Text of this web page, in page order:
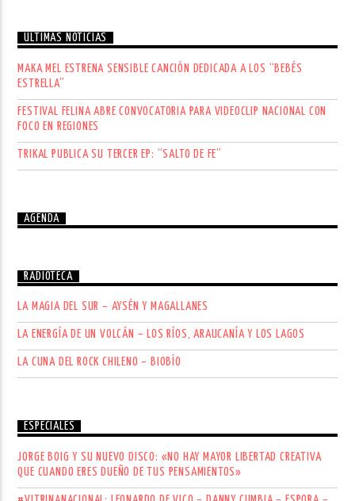
ÚLTIMAS NOTICIAS
MAKA MEL ESTRENA SENSIBLE CANCIÓN DEDICADA A LOS “BEBÉS
ESTRELLA”
FESTIVAL FELINA ABRE CONVOCATORIA PARA VIDEOCLIP NACIONAL CON
FOCO EN REGIONES
TRIKAL PUBLICA SU TERCER EP: “SALTO DE FE”
AGENDA
RADIOTECA
LA MAGIA DEL SUR – AYSÉN Y MAGALLANES
LA ENERGÍA DE UN VOLCÁN – LOS RÍOS, ARAUCANÍA Y LOS LAGOS
LA CUNA DEL ROCK CHILENO – BIOBÍO
ESPECIALES
JORGE BOIG Y SU NUEVO DISCO: «NO HAY MAYOR LIBERTAD CREATIVA
QUE CUANDO ERES DUEÑO DE TUS PENSAMIENTOS»